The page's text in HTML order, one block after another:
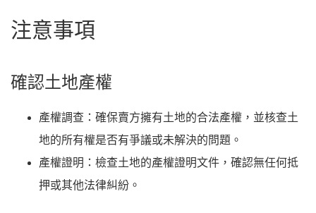
注意事項
確認土地產權
產權調查 ：確保賣方擁有土地的合法產權，並核查土
地的所有權是否有爭議或未解決的問題。
產權證明 ：檢查土地的產權證明文件，確認無任何抵
押或其他法律糾紛。